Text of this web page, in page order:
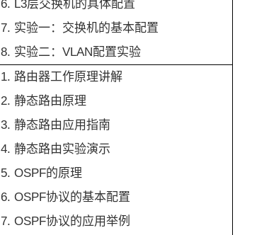
6. L3层交换机的具体配置
7. 实验一：交换机的基本配置
8. 实验二：VLAN配置实验
1. 路由器工作原理讲解
2. 静态路由原理
3. 静态路由应用指南
4. 静态路由实验演示
5. OSPF的原理
6. OSPF协议的基本配置
7. OSPF协议的应用举例